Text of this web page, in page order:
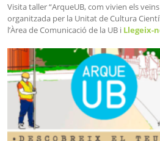
Visita taller “ArqueUB, com vivien els
organitzada per la Unitat de Cultura
l’Àrea de Comunicació de la UB i Llegeix-